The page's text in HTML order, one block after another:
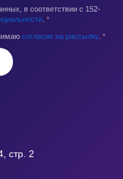
в соответствии с 152-
*
согласие на рассылку. *
стр. 2